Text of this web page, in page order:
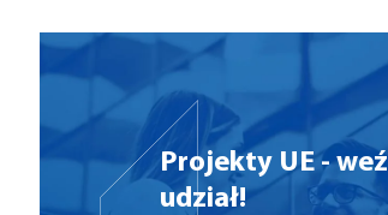
Projekty UE - weź
udział!